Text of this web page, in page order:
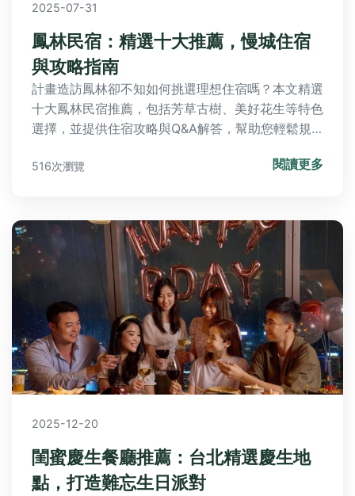
2025-07-31
鳳林民宿：精選十大推薦，慢城住宿
與攻略指南
計畫造訪鳳林卻不知如何挑選理想住宿嗎？本文精選
十大鳳林民宿推薦，包括芳草古樹、美好花生等特色
選擇，並提供住宿攻略與Q&A解答，幫助您輕鬆規
516次瀏覽 閱讀更多
2025-12-20
閨蜜慶生餐廳推薦：台北精選慶生地
點，打造難忘生日派對